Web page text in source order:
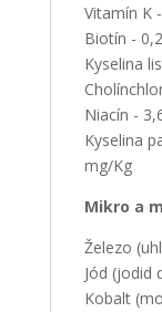
Vitamín K
Biotín -
Kyselina
Niacín -
Kyselina
mg/Kg
Mikro a
Železo
Jód (jodid
Kobalt